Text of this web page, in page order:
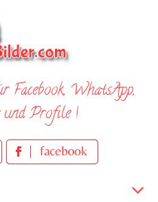
WhatsApp,
und Profile !